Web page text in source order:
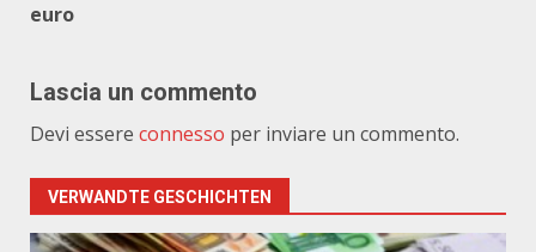
euro
Lascia un commento
Devi essere connesso per inviare un commento.
VERWANDTE GESCHICHTEN